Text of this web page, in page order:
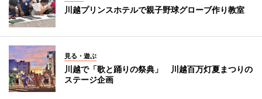
川越プリンスホテルで親子野球グローブ作り教室
見る・遊ぶ
川越で「歌と踊りの祭典」 川越百万灯夏まつりの
ステージ企画